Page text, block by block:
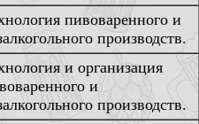
пивоваренного и
производств.
и организация
и
производств.